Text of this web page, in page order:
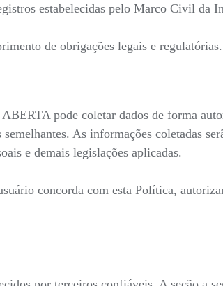
estabelecidas pelo Marco Civil da
de obrigações legais e regulatórias.
pode coletar dados de forma
As informações coletadas
e demais legislações aplicadas.
concorda com esta Política,